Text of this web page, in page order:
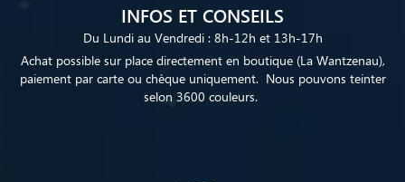
INFOS ET CONSEILS
Du Lundi au Vendredi : 8h-12h et 13h-17h
Achat possible sur place directement en boutique (La Wantzenau),
paiement par carte ou chèque uniquement. Nous pouvons teinter
selon 3600 couleurs.